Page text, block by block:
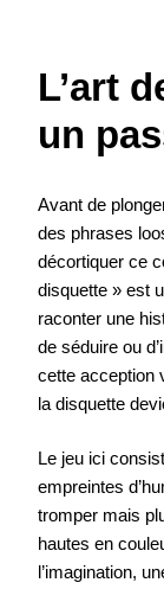
L’art
un
Avant de
des phrases
décortiquer ce
disquette » est
raconter une
de séduire ou
cette acception
la disquette
Le jeu ici
empreintes
tromper mais
hautes en
l’imagination,